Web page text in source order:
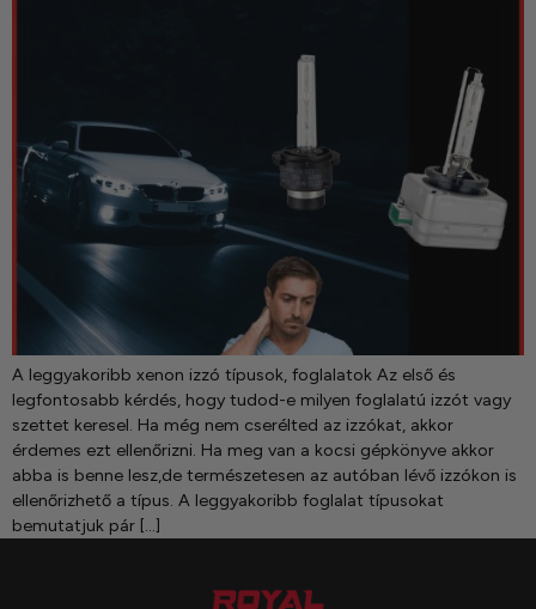
A leggyakoribb xenon izzó típusok, foglalatok Az első és
legfontosabb kérdés, hogy tudod-e milyen foglalatú izzót vagy
szettet keresel. Ha még nem cserélted az izzókat, akkor
érdemes ezt ellenőrizni. Ha meg van a kocsi gépkönyve akkor
abba is benne lesz,de természetesen az autóban lévő izzókon is
ellenőrizhető a típus. A leggyakoribb foglalat típusokat
bemutatjuk pár […]